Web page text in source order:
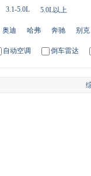
3.1-5.0L 5.0L以上
奥迪 哈弗 奔驰 别克
自动空调 倒车雷达